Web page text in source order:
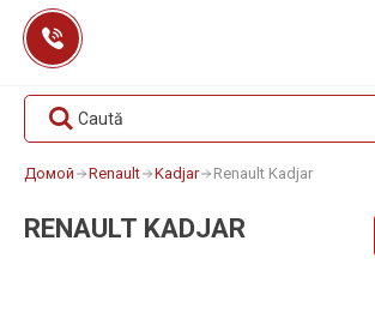
Перейти
содержанию
Caută
Домой Renault Kadjar Renault Kadjar
RENAULT KADJAR